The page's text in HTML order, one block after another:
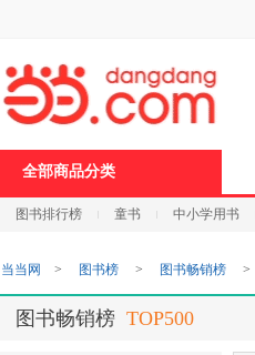
打
开
无
障
页
加
全部商品分类
图书排行榜 童书 中小学用书
当当网 > 图书榜 > 图书畅销榜 >
图书畅销榜 TOP500